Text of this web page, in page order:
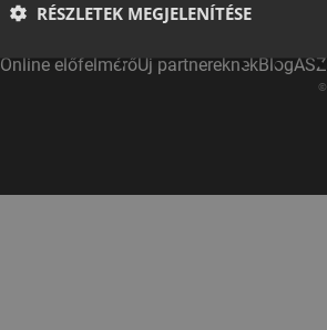
Online előfelmérőÚj partnereknekBlog
©
RÉSZLETEK MEGJELENÍTÉSE